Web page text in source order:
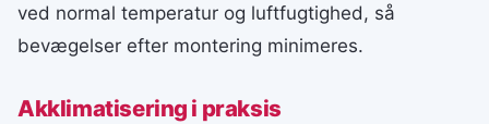
ved normal temperatur og luftfugtighed, så
bevægelser efter montering minimeres.
Akklimatisering i praksis